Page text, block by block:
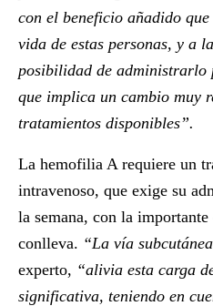
con el beneficio añadido
vida de estas personas, y a
posibilidad de administrarlo
que implica un cambio muy
tratamientos disponibles”.
La hemofilia A requiere un
intravenoso, que exige su
la semana, con la importante
conlleva. “La vía
experto, “alivia esta carga
significativa, teniendo en